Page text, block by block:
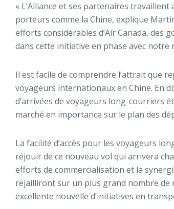
« L’Alliance et ses partenaires
porteurs comme la Chine, explique
efforts considérables d’Air Canada,
dans cette initiative en phase avec notre
Il est facile de comprendre l’attrait que
voyageurs internationaux en Chine. En
d’arrivées de voyageurs long-courriers
marché en importance sur le plan des
La facilité d’accès pour les voyageurs
réjouir de ce nouveau vol qui arrivera
efforts de commercialisation et la
rejailliront sur un plus grand nombre de
excellente nouvelle d’initiatives en